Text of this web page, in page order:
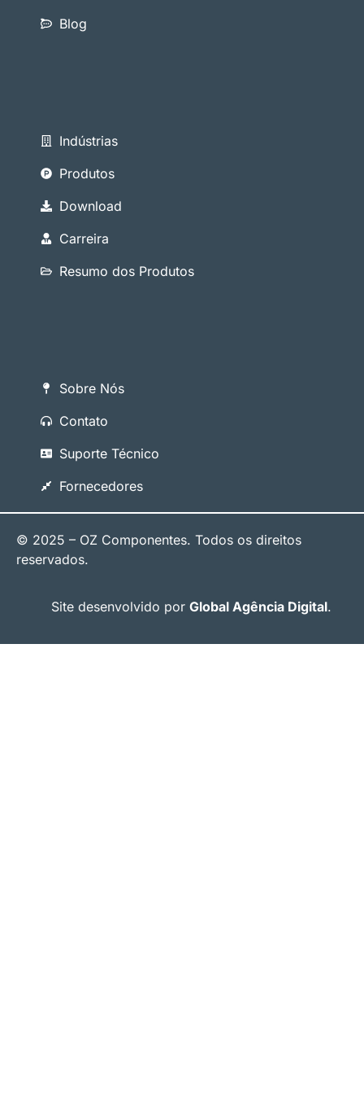
Blog
Indústrias
Produtos
Download
Carreira
Resumo dos Produtos
Sobre Nós
Contato
Suporte Técnico
Fornecedores
© 2025 – OZ Componentes. Todos os direitos
reservados.
Site desenvolvido por Global Agência Digital.